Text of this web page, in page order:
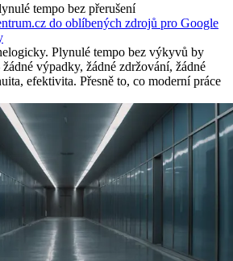
tempo bez přerušení
do oblíbených zdrojů pro Google
Plynulé tempo bez výkyvů by
výpadky, žádné zdržování, žádné
efektivita. Přesně to, co moderní práce